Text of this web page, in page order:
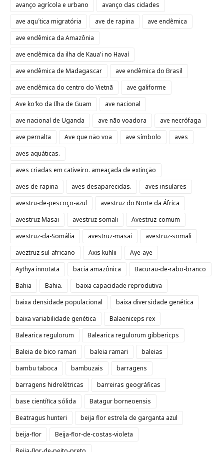
avanço agrícola e urbano
avanço das cidades
ave aqu´tica migratória
ave de rapina
ave endêmica
ave endêmica da Amazônia
ave endêmica da ilha de Kaua'i no Havaí
ave endêmica de Madagascar
ave endêmica do Brasil
ave endêmica do centro do Vietnã
ave galiforme
Ave ko'ko da Ilha de Guam
ave nacional
ave nacional de Uganda
ave não voadora
ave necrófaga
ave pernalta
Ave que não voa ave símbolo
aves
aves aquáticas.
aves criadas em cativeiro. ameaçada de extinção
aves de rapina
aves desaparecidas.
aves insulares
avestru-de-pescoço-azul
avestruz do Norte da África
avestruz Masai
avestruz somali
Avestruz-comum
avestruz-da-Somália
avestruz-masai
avestruz-somali
aveztruz sul-africano
Axis kuhlii
Aye-aye
Aythya innotata
bacia amazônica
Bacurau-de-rabo-branco
Bahia
Bahia.
baixa capacidade reprodutiva
baixa densidade populacional
baixa diversidade genética
baixa variabilidade genética
Balaeniceps rex
Balearica regulorum
Balearica regulorum gibbericps
Baleia de bico ramari
baleia ramari
baleias
bambu taboca
bambuzais
barragens
barragens hidrelétricas
barreiras geográficas
base científica sólida
Batagur borneoensis
Beatragus hunteri
beija flor estrela de garganta azul
beija-flor
Beija-flor-de-costas-violeta